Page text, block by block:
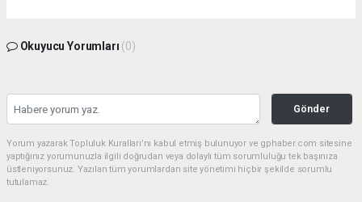
Okuyucu Yorumları (0)
Gönder
Yorum yazarak Topluluk Kuralları’nı kabul etmiş bulunuyor ve gphaber.com sitesine
yaptığınız yorumunuzla ilgili doğrudan veya dolaylı tüm sorumluluğu tek başınıza
üstleniyorsunuz. Yazılan tüm yorumlardan site yönetimi hiçbir şekilde sorumlu
tutulamaz.